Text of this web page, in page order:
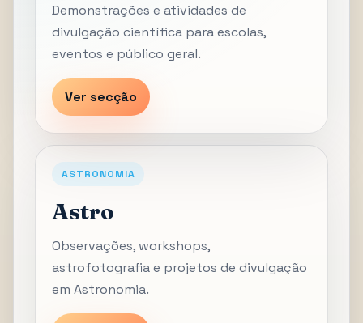
Demonstrações e atividades de
divulgação científica para escolas,
eventos e público geral.
Ver secção
ASTRONOMIA
Astro
Observações, workshops,
astrofotografia e projetos de divulgação
em Astronomia.